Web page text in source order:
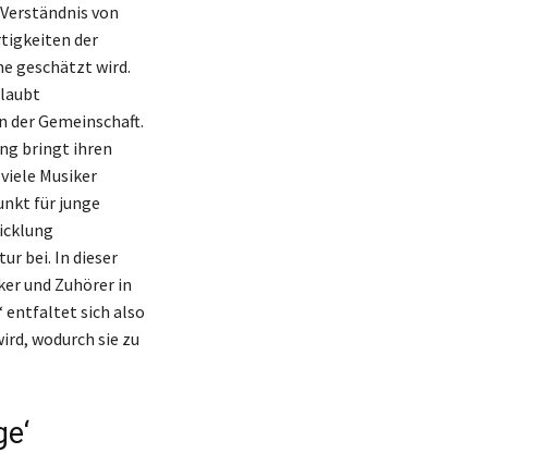
von
der
geschätzt wird.
Gemeinschaft.
bringt ihren
Musiker
für junge
bei. In dieser
und Zuhörer in
entfaltet sich also
wodurch sie zu